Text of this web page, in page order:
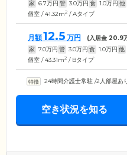
家 6.7万円 管 3.0万円 食 1.0万円 他
個室 / 41.32m2 / Aタイプ
月額12.5 万円 (入居金 20.9
家 7.0万円 管 3.0万円 食 1.0万円 他
個室 / 43.31m2 / Bタイプ
24時間介護士常駐 /2人部屋あ
空き状況を知る